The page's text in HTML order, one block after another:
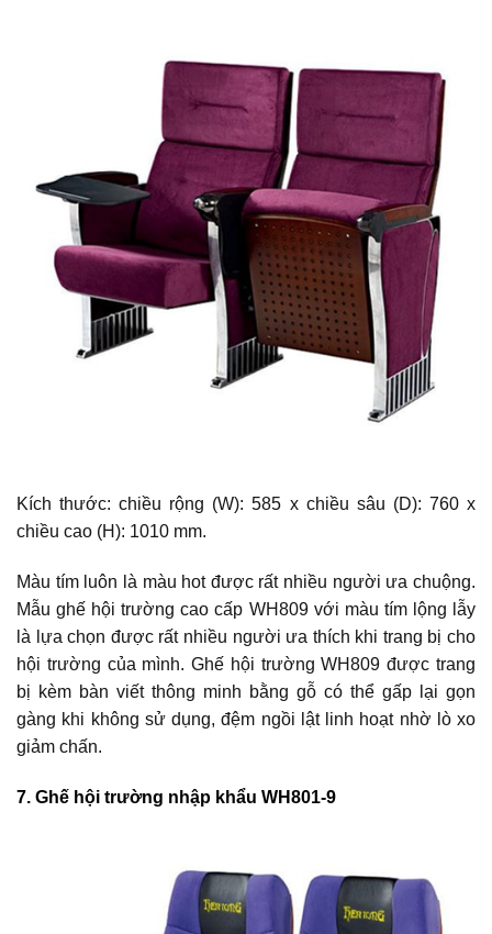
Kích thước: chiều rộng (W): 585 x chiều sâu (D): 760 x
chiều cao (H): 1010 mm.
Màu tím luôn là màu hot được rất nhiều người ưa chuộng.
Mẫu ghế hội trường cao cấp WH809 với màu tím lộng lẫy
là lựa chọn được rất nhiều người ưa thích khi trang bị cho
hội trường của mình. Ghế hội trường WH809 được trang
bị kèm bàn viết thông minh bằng gỗ có thể gấp lại gọn
gàng khi không sử dụng, đệm ngồi lật linh hoạt nhờ lò xo
giảm chấn.
7. Ghế hội trường nhập khẩu WH801-9